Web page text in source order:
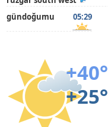
gündoğumu
05:29
+40°
+25°